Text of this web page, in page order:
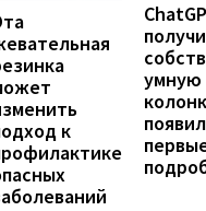
к
умную